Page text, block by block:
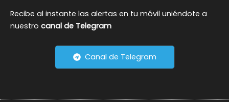
Recibe al instante las alertas en tu móvil uniéndote a
nuestro canal de Telegram
Canal de Telegram